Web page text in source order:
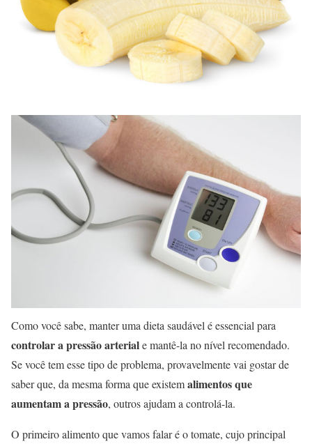
Como você sabe, manter uma dieta saudável é essencial para
controlar a pressão arteriale mantê-la no nível recomendado.
Se você tem esse tipo de problema, provavelmente vai gostar de
saber que, da mesma forma que existemalimentos que
aumentam a pressão, outros ajudam a controlá-la.
O primeiro alimento que vamos falar é o tomate, cujo principal